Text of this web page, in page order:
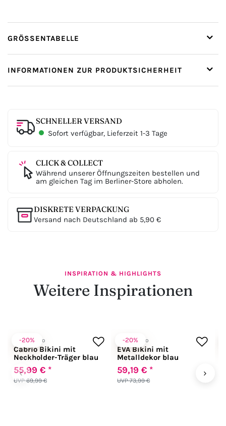
GRÖSSENTABELLE
INFORMATIONEN ZUR PRODUKTSICHERHEIT
SCHNELLER VERSAND
Sofort verfügbar, Lieferzeit 1-3 Tage
CLICK & COLLECT
Während unserer Öffnungszeiten bestellen und
am gleichen Tag im Berliner-Store abholen.
DISKRETE VERPACKUNG
Versand nach Deutschland ab 5,90 €
INSPIRATION & HIGHLIGHTS
Weitere Inspirationen
‹
-20%
Anabel Arto
Cabrio Bikini mit
Neckholder-Träger blau
UVP 69,99 €
55,99 € *
-20%
Anabel Arto
EVA Bikini mit
Metalldekor blau
UVP 73,99 €
59,19 € * ›